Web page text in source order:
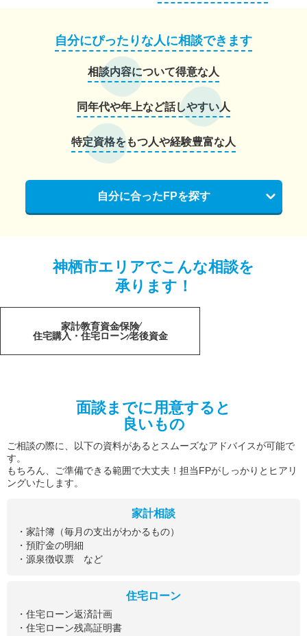
自分にぴったりな人に相談できます
相談内容について得意な人
同年代や年上など話しやすい人
特定資格をもつ人や経験豊富な人
自分に合ったFPを探す
神栖市エリアでこんな相談を
承ります！
家計教育資金保険
住宅購入・住宅ローン老後資金
面談までに用意すると
良いもの
ご相談の際に、以下の資料があるとスムーズなアドバイスが可能で
す。
もちろん、ご準備できる範囲で大丈夫！担当FPがしっかりとヒアリ
ングいたします。
家計相談
・家計簿（毎月の支出がわかるもの）
・預貯金の明細
・源泉徴収票 など
住宅ローン
・住宅ローン返済計画
・住宅ローン残高証明書